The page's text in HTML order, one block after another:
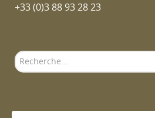
+33 (0)3 88 93 28 23
Rechercher